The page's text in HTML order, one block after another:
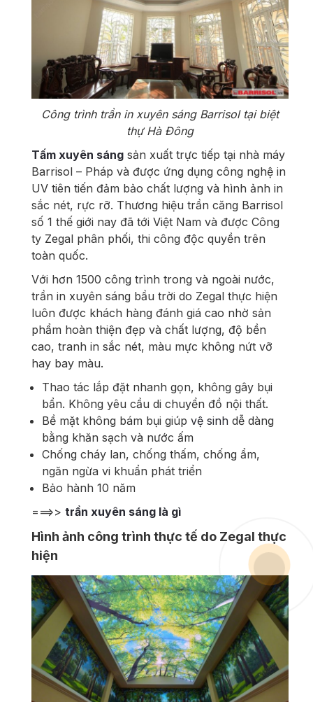
Công trình trần in xuyên sáng Barrisol tại biệt
thự Hà Đông
Tấm xuyên sáng sản xuất trực tiếp tại nhà máy
Barrisol – Pháp và được ứng dụng công nghệ in
UV tiên tiến đảm bảo chất lượng và hình ảnh in
sắc nét, rực rỡ. Thương hiệu trần căng Barrisol
số 1 thế giới nay đã tới Việt Nam và được Công
ty Zegal phân phối, thi công độc quyền trên
toàn quốc.
Với hơn 1500 công trình trong và ngoài nước,
trần in xuyên sáng bầu trời do Zegal thực hiện
luôn được khách hàng đánh giá cao nhờ sản
phẩm hoàn thiện đẹp và chất lượng, độ bền
cao, tranh in sắc nét, màu mực không nứt vỡ
hay bay màu.
Thao tác lắp đặt nhanh gọn, không gây bụi
bẩn. Không yêu cầu di chuyển đồ nội thất.
Bề mặt không bám bụi giúp vệ sinh dễ dàng
bằng khăn sạch và nước ấm
Chống cháy lan, chống thấm, chống ẩm,
ngăn ngừa vi khuẩn phát triển
Bảo hành 10 năm
===>> trần xuyên sáng là gì
Hình ảnh công trình thực tế do Zegal thực
hiện